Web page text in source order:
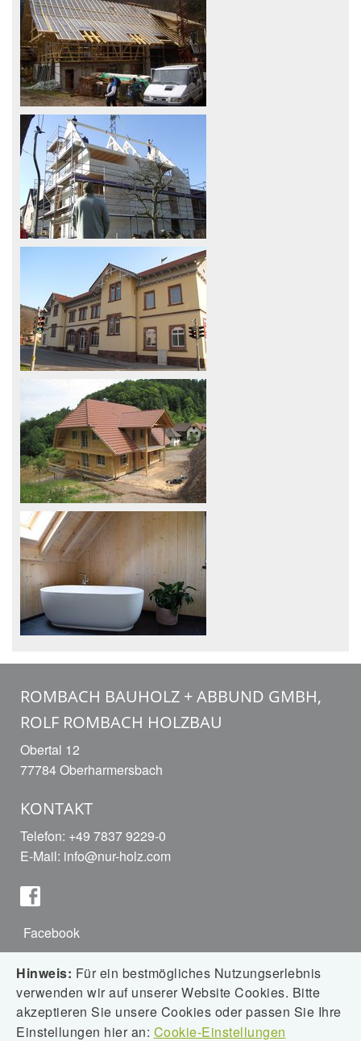
ROMBACH BAUHOLZ + ABBUND GMBH,
ROLF ROMBACH HOLZBAU
Obertal 12
77784 Oberharmersbach
KONTAKT
Telefon: +49 7837 9229-0
E-Mail: info@nur-holz.com
Facebook
Instagram
Hinweis: Für ein bestmögliches Nutzungserlebnis
verwenden wir auf unserer Website Cookies. Bitte
akzeptieren Sie unsere Cookies oder passen Sie Ihre
Einstellungen hier an: Cookie-Einstellungen